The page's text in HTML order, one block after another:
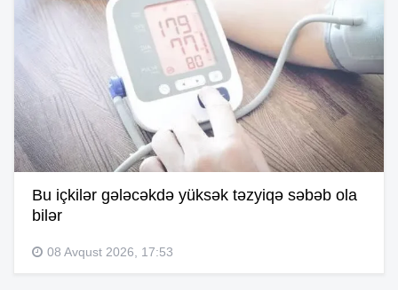
Bu içkilər gələcəkdə yüksək təzyiqə səbəb ola
bilər
08 Avqust 2026, 17:53